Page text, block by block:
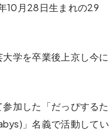
10月28日生まれの29
学を卒業後上京し今に
加した「だっぴするた
」名義で活動してい